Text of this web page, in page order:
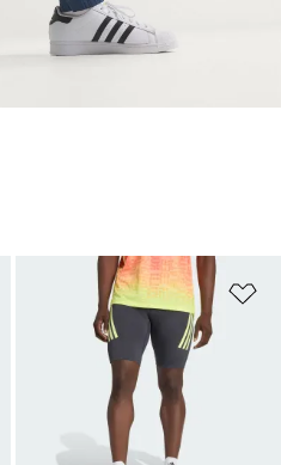
Dodaj do listy życzeń